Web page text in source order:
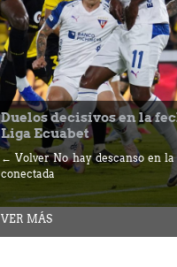
Duelos decisivos en la
Liga Ecuabet
← Volver No hay descanso en
conectada
VER MÁS